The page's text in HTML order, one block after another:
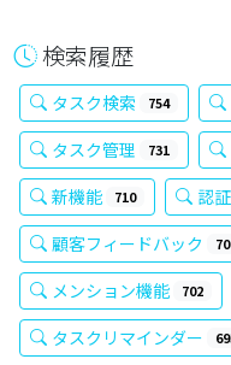
検索履歴
タスク検索 754
タスク管理 731
新機能 710 認
顧客フィードバック
メンション機能 702
タスクリマインダー